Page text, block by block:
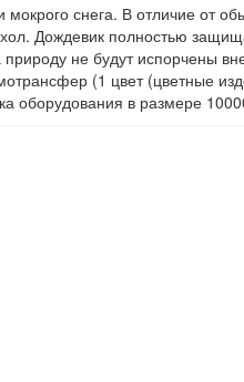
снега. В отличие от
Дождевик полностью
не будут испорчены
(1 цвет (цветные
оборудования в размере